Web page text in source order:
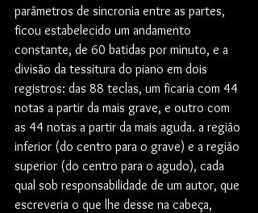
parâmetros de sincronia entre as partes,
ficou estabelecido um andamento
constante, de 60 batidas por minuto, e a
divisão da tessitura do piano em dois
registros: das 88 teclas, um ficaria com 44
notas a partir da mais grave, e outro com
as 44 notas a partir da mais aguda. a região
inferior (do centro para o grave) e a região
superior (do centro para o agudo), cada
qual sob responsabilidade de um autor, que
escreveria o que lhe desse na cabeça,